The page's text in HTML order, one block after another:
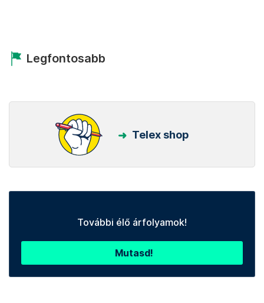
Legfontosabb
Telex shop
További élő árfolyamok!
Mutasd!